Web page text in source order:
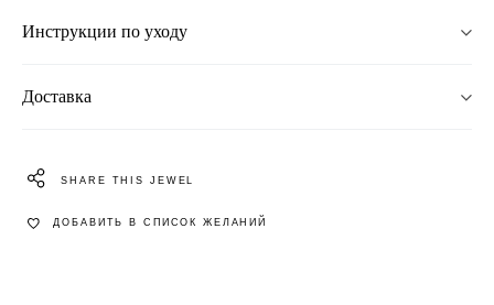
Инструкции по уходу
Доставка
SHARE THIS JEWEL
ДОБАВИТЬ В СПИСОК ЖЕЛАНИЙ